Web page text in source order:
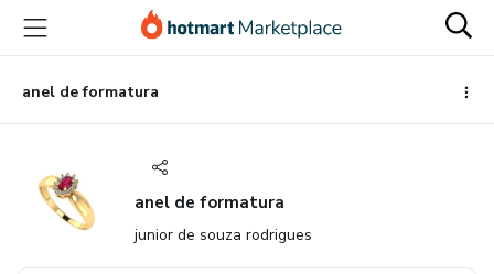
para
conteúdo
principal
para
pagamento
para
rodapé
anel de formatura
anel de formatura
junior de souza rodrigues